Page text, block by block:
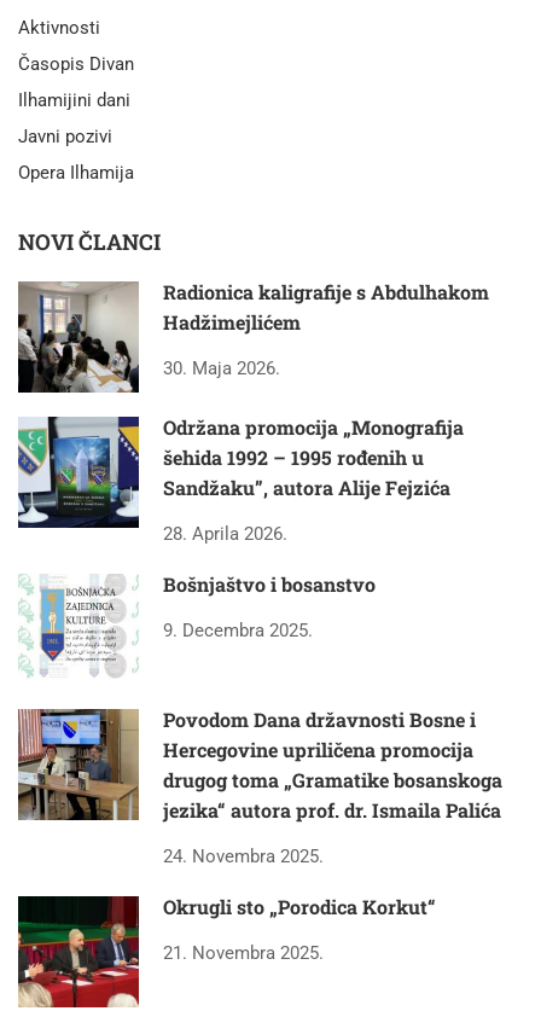
Aktivnosti
Časopis Divan
Ilhamijini dani
Javni pozivi
Opera Ilhamija
NOVI ČLANCI
Radionica kaligrafije s Abdulhakom
Hadžimejlićem
30. Maja 2026.
Održana promocija „Monografija
šehida 1992 – 1995 rođenih u
Sandžaku”, autora Alije Fejzića
28. Aprila 2026.
Bošnjaštvo i bosanstvo
9. Decembra 2025.
Povodom Dana državnosti Bosne i
Hercegovine upriličena promocija
drugog toma „Gramatike bosanskoga
jezika“ autora prof. dr. Ismaila Palića
24. Novembra 2025.
Okrugli sto „Porodica Korkut“
21. Novembra 2025.